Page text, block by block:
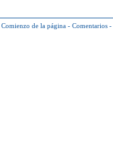
Comienzo de la página - Comentarios -